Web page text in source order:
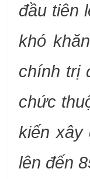
đầu tiên
khó
chính trị
chức
kiến xây
lên đến